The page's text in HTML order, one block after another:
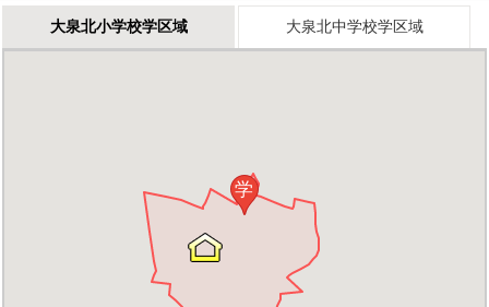
大泉北小学校学区域 大泉北中学校学区域
学